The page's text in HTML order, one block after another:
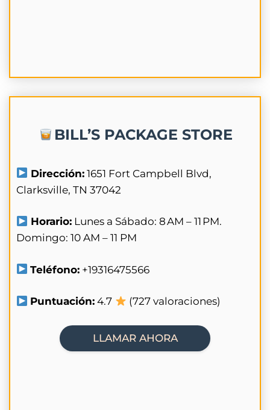
BILL’S PACKAGE STORE
Dirección: 1651 Fort Campbell Blvd,
Clarksville, TN 37042
Horario: Lunes a Sábado: 8 AM – 11 PM.
Domingo: 10 AM – 11 PM
Teléfono: +19316475566
Puntuación: 4.7 (727 valoraciones)
LLAMAR AHORA